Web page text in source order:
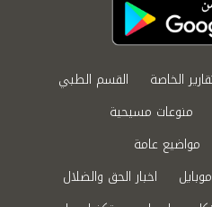
الخاصة
القسم الطبي
منوعات مسيحية
مواضيع عامة
اخبار الحق والضلال